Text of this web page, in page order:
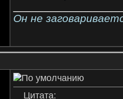
Он не
Цитата: